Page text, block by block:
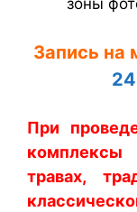
Запись на
При
комплексы
травах,